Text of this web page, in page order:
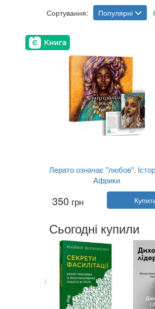
Сортування: Популярні
Лерато означає "любов".
Африки
Оксана Куценко
Видавництво:Портал
Мова: Українська
350 грн
Сьогодні купили